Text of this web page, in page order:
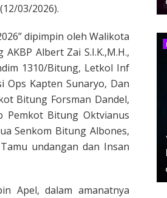
03/2026).
dipimpin oleh Walikota
Albert Zai S.I.K.,M.H.,
1310/Bitung, Letkol Inf
Ops Kapten Sunaryo, Dan
Bitung Forsman Dandel,
Pemkot Bitung Oktvianus
Senkom Bitung Albones,
undangan dan Insan
Apel, dalam amanatnya